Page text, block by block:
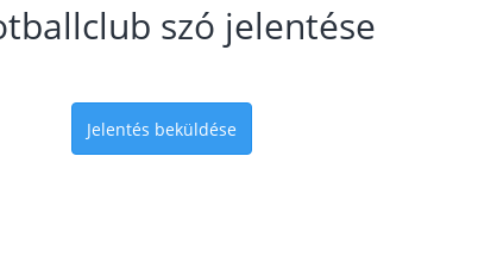
szó jelentése
Jelentés beküldése